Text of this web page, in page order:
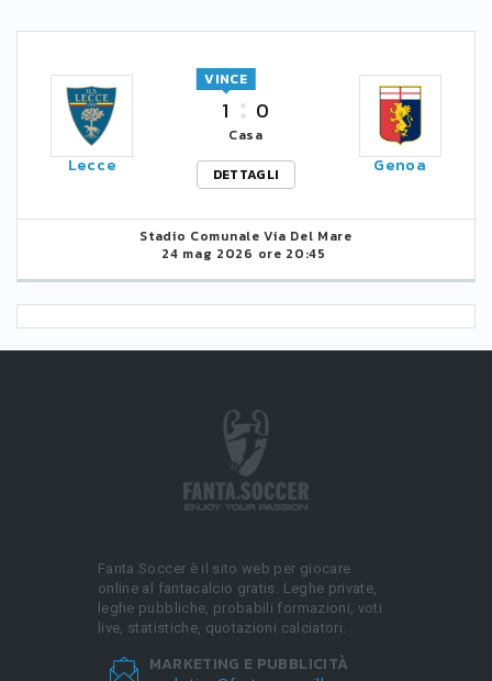
Lecce
1
VINCE
0
Casa
DETTAGLI
Genoa
Stadio Comunale Via Del Mare
24 mag 2026 ore 20:45
Fanta.Soccer è il sito web per giocare
online al fantacalcio gratis. Leghe private,
leghe pubbliche, probabili formazioni, voti
live, statistiche, quotazioni calciatori.
MARKETING E PUBBLICITÀ